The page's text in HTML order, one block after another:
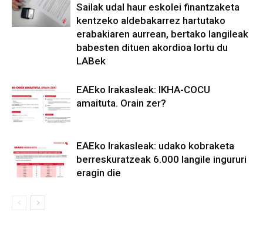
Sailak udal haur eskolei finantzaketa
kentzeko aldebakarrez hartutako
erabakiaren aurrean, bertako langileak
babesten dituen akordioa lortu du
LABek
EAEko Irakasleak: IKHA-COCU
amaituta. Orain zer?
EAEko Irakasleak: udako kobraketa
berreskuratzeak 6.000 langile ingururi
eragin die